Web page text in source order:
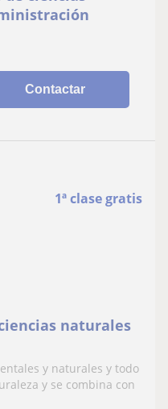
Contactar
1ª clase gratis
naturales
y naturales y todo
y se combina con